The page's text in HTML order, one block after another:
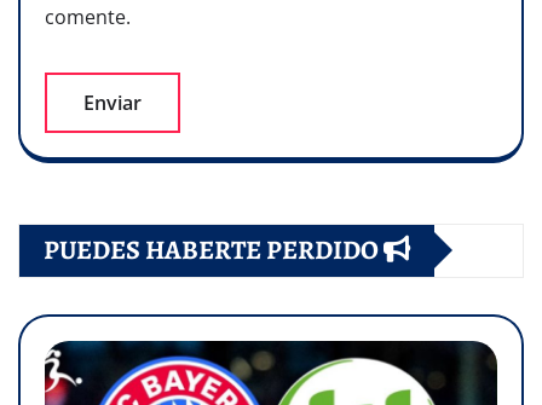
comente.
PUEDES HABERTE PERDIDO